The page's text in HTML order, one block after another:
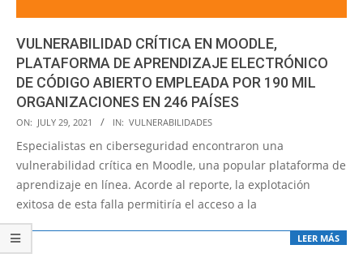
VULNERABILIDAD CRÍTICA EN MOODLE,
PLATAFORMA DE APRENDIZAJE ELECTRÓNICO
DE CÓDIGO ABIERTO EMPLEADA POR 190 MIL
ORGANIZACIONES EN 246 PAÍSES
2021-
07-
29
ON: JULY 29, 2021 IN: VULNERABILIDADES
Especialistas en ciberseguridad encontraron una
vulnerabilidad crítica en Moodle, una popular plataforma de
aprendizaje en línea. Acorde al reporte, la explotación
exitosa de esta falla permitiría el acceso a la
LEER MÁS